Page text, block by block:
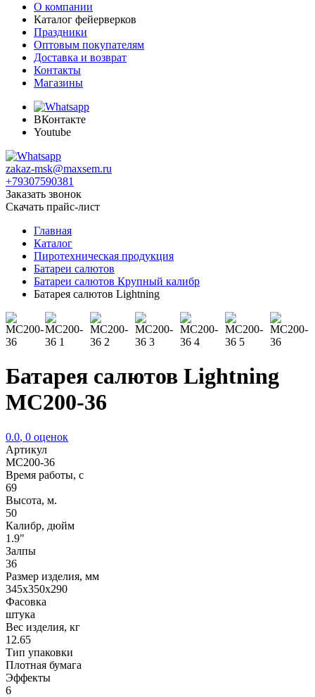
О компании
Каталог фейерверков
Праздники
Оптовым покупателям
Доставка и возврат
Контакты
Магазины
ВКонтакте
Youtube
zakaz-msk@maxsem.ru
+79307590381
Заказать звонок
Скачать прайс-лист
Главная
Каталог
Пиротехническая продукция
Батареи салютов
Батареи салютов Крупный калибр
Батарея салютов Lightning
Батарея салютов Lightning
MC200-36
0.0, 0 оценок
Артикул
MC200-36
Время работы, с
69
Высота, м.
50
Калибр, дюйм
1.9"
Залпы
36
Размер изделия, мм
345х350х290
Фасовка
штука
Вес изделия, кг
12.65
Тип упаковки
Плотная бумага
Эффекты
6